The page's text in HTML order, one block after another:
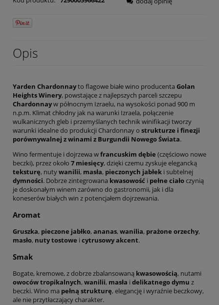
Opis
Yarden Chardonnayto flagowe białe wino producenta Golan
Heights Winery, powstające z najlepszych parceli szczepu
Chardonnayw północnym Izraelu, na wysokości ponad 900 m
n.p.m. Klimat chłodny jak na warunki Izraela, połączenie
wulkanicznych gleb i przemyślanych technik winifikacji tworzy
warunki idealne do produkcji Chardonnay o strukturze i finezji
porównywalnej z winami z Burgundii Nowego Świata.
Wino fermentuje i dojrzewa wfrancuskim dębie (częściowo nowe
beczki), przez około 7 miesięcy, dzięki czemu zyskuje elegancką
teksturę, nutywanilii, masła, pieczonych jabłek i subtelnej
dymności. Dobrze zintegrowana kwasowość i pełne ciałoczynią
je doskonałym winem zarówno do gastronomii, jak i dla
koneserów białych win z potencjałem dojrzewania.
Aromat
Gruszka, pieczone jabłko, ananas, wanilia, prażone orzechy,
masło, nuty tostowe i cytrusowy akcent.
Smak
Bogate, kremowe, z dobrze zbalansowaną kwasowością, nutami
owoców tropikalnych, wanilii, masła i delikatnego dymu z
beczki. Wino ma pełną strukturę, elegancję i wyraźnie beczkowy,
ale nie przytłaczający charakter.